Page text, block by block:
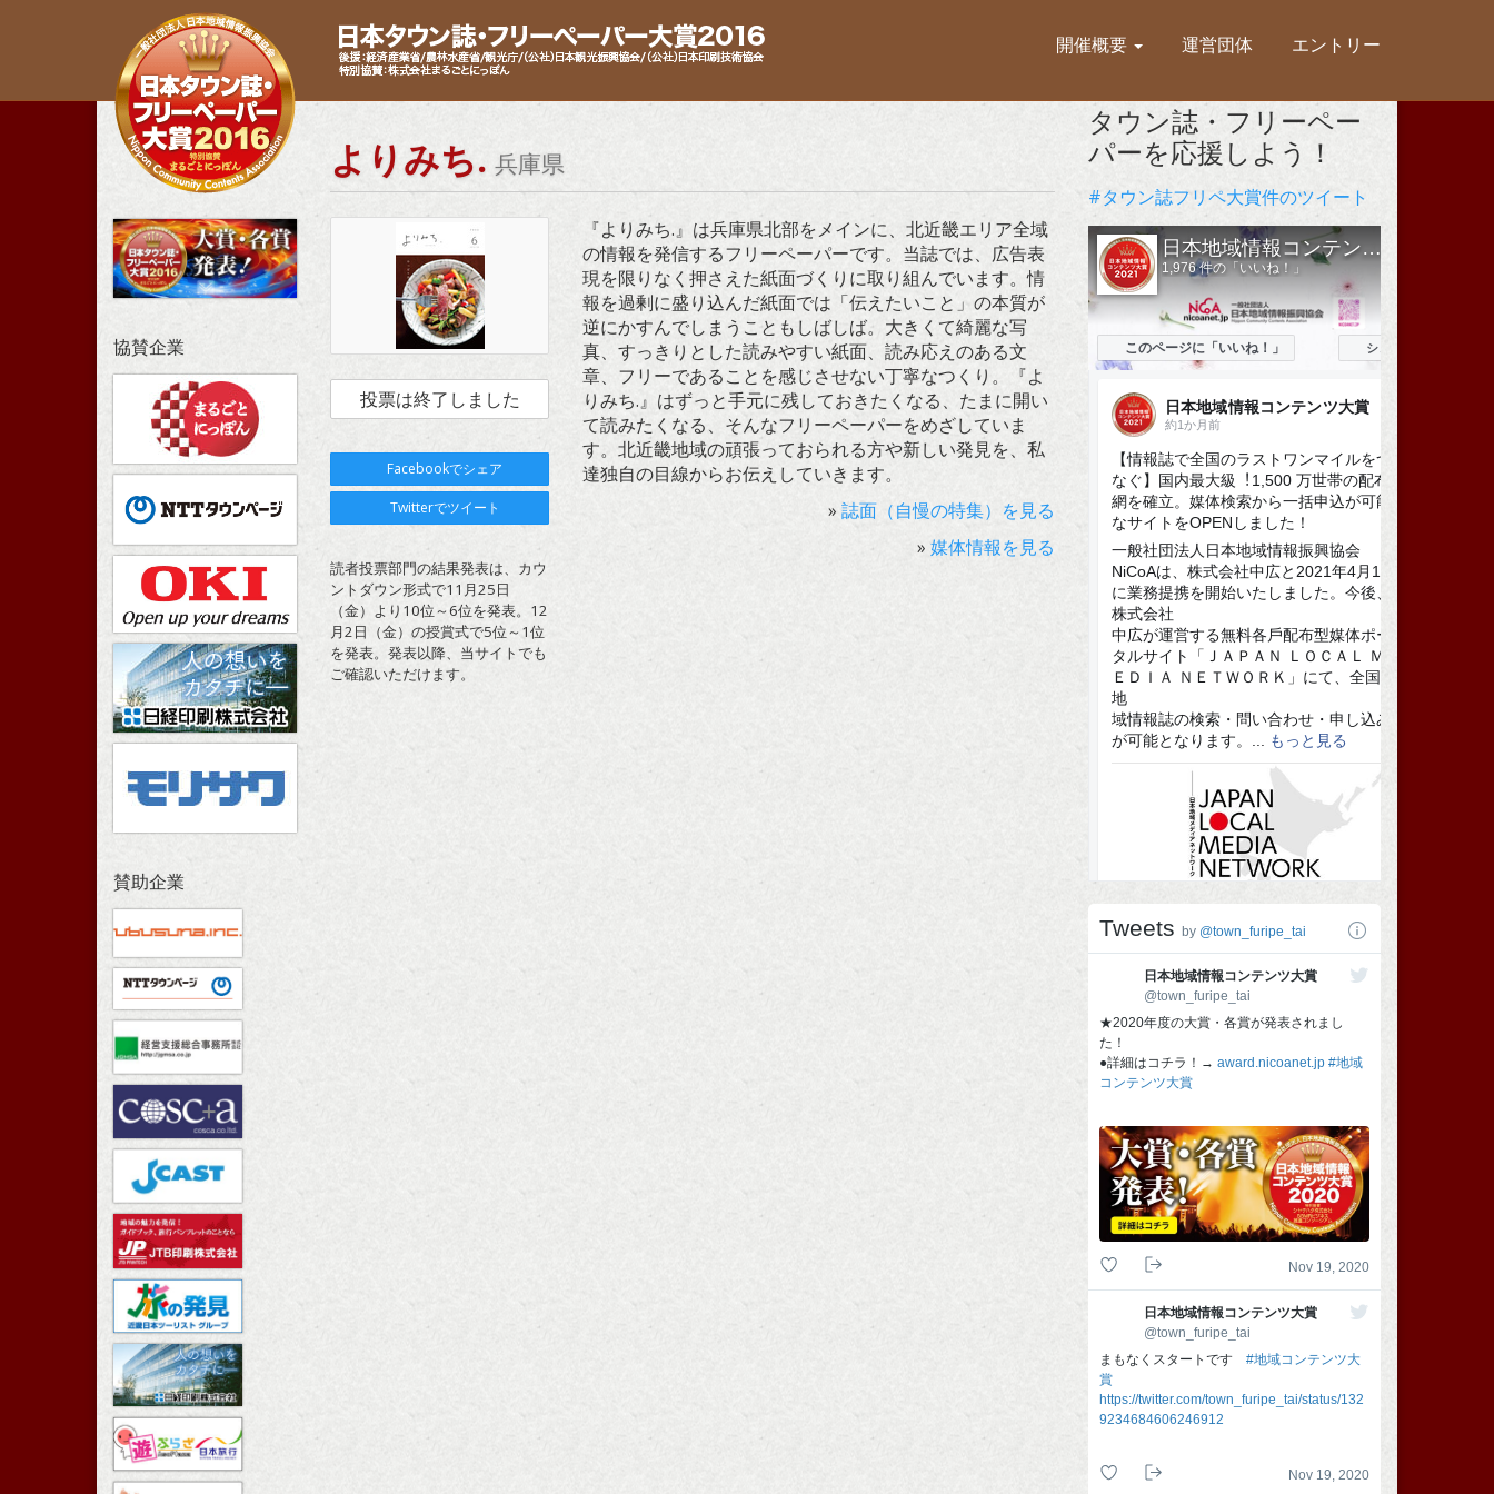
開催概要 運営団体 エントリー
よりみち. 兵庫県
投票は終了しました
Facebookでシェア
Twitterでツイート
読者投票部門の結果発表は、カウ
ントダウン形式で11月25日
（金）より10位～6位を発表。12
月2日（金）の授賞式で5位～1位
を発表。発表以降、当サイトでも
ご確認いただけます。
『よりみち.』は兵庫県北部をメインに、北近畿エリア全域
の情報を発信するフリーペーパーです。当誌では、広告表
現を限りなく押さえた紙面づくりに取り組んでいます。情
報を過剰に盛り込んだ紙面では「伝えたいこと」の本質が
逆にかすんでしまうこともしばしば。大きくて綺麗な写
真、すっきりとした読みやすい紙面、読み応えのある文
章、フリーであることを感じさせない丁寧なつくり。『よ
りみち.』はずっと手元に残しておきたくなる、たまに開い
て読みたくなる、そんなフリーペーパーをめざしていま
す。北近畿地域の頑張っておられる方や新しい発見を、私
達独自の目線からお伝えしていきます。
»誌面（自慢の特集）を見る
»媒体情報を見る
協賛企業
賛助企業
タウン誌・フリーペー
パーを応援しよう！
#タウン誌フリペ大賞件のツイート